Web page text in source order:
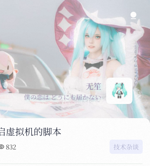
无笙
僕の恋は どうにも届かない
虚拟机的脚本
832 技术杂谈